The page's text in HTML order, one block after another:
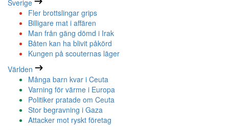
Sverige
Fler brottslingar grips
Billigare mat i affären
Man från gäng dömd i Irak
Båten kan ha blivit påkörd
Kungen på scouternas läger
Världen
Många barn kvar i Ceuta
Varning för värme i Europa
Politiker pratade om Ceuta
Stor begravning i Gaza
Attacker mot ryskt företag